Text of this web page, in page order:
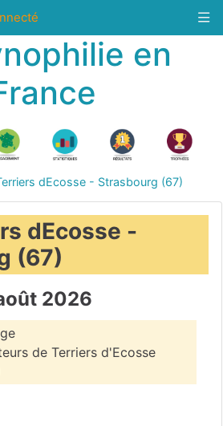
en
dEcosse - Strasbourg (67)
dEcosse -
(67)
2026
de Terriers d'Ecosse